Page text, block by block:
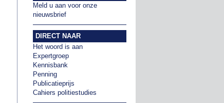
Meld u aan voor onze
nieuwsbrief
DIRECT NAAR
Het woord is aan
Expertgroep
Kennisbank
Penning
Publicatieprijs
Cahiers politiestudies